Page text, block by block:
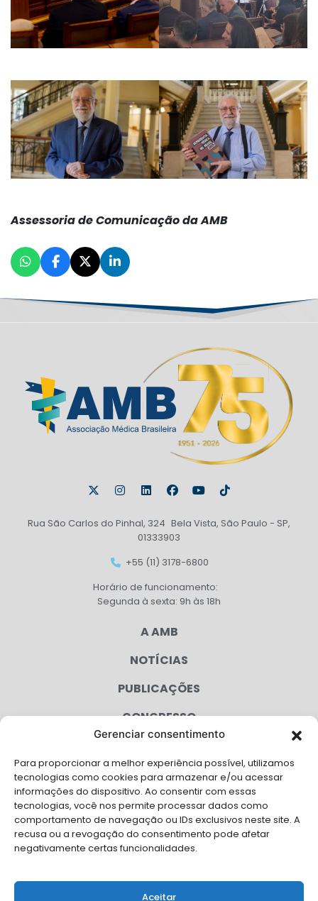
Gerenciar consentimento
Para proporcionar a melhor experiência possível, utilizamos
tecnologias como cookies para armazenar e/ou acessar
informações do dispositivo. Ao consentir com essas
tecnologias, você nos permite processar dados como
comportamento de navegação ou IDs exclusivos neste site. A
recusa ou a revogação do consentimento pode afetar
negativamente certas funcionalidades.
Aceitar
Assessoria de Comunicação da AMB
Rua São Carlos do Pinhal, 324 Bela Vista, São Paulo - SP,
01333903
+55 (11) 3178-6800
Horário de funcionamento:
Segunda à sexta: 9h às 18h
A AMB
NOTÍCIAS
PUBLICAÇÕES
CONGRESSO
CAMPANHAS
SERVIÇOS
FILIADAS
FALE CONOSCO